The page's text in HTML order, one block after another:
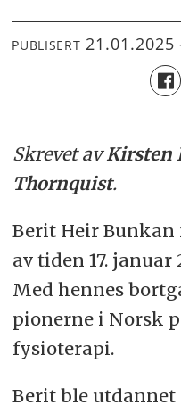
PUBLISERT
Skrevet avKirsten
Thornquist.
Berit Heir Bunkan
av tiden 17. januar
Med hennes
pionerne i Norsk
fysioterapi.
Berit ble